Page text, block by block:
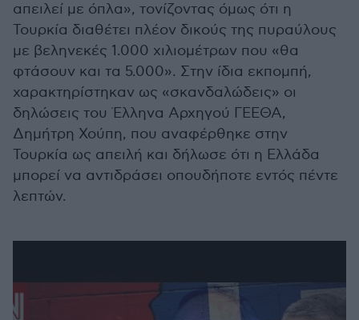
απειλεί με όπλα», τονίζοντας όμως ότι η
Τουρκία διαθέτει πλέον δικούς της πυραύλους
με βεληνεκές 1.000 χιλιομέτρων που «θα
φτάσουν και τα 5.000». Στην ίδια εκπομπή,
χαρακτηρίστηκαν ως «σκανδαλώδεις» οι
δηλώσεις του Έλληνα Αρχηγού ΓΕΕΘΑ,
Δημήτρη Χούπη, που αναφέρθηκε στην
Τουρκία ως απειλή και δήλωσε ότι η Ελλάδα
μπορεί να αντιδράσει οπουδήποτε εντός πέντε
λεπτών.